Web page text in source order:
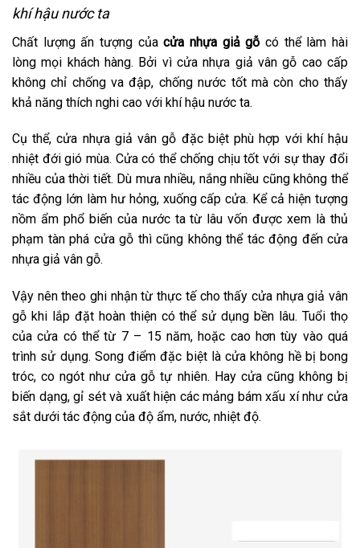
khí hậu nước ta
Chất lượng ấn tượng củacửa nhựa giả gỗ có thể làm hài
lòng mọi khách hàng. Bởi vì cửa nhựa giả vân gỗ cao cấp
không chỉ chống va đập, chống nước tốt mà còn cho thấy
khả năng thích nghi cao với khí hậu nước ta.
Cụ thể, cửa nhựa giả vân gỗ đặc biệt phù hợp với khí hậu
nhiệt đới gió mùa. Cửa có thể chống chịu tốt với sự thay đổi
nhiều của thời tiết. Dù mưa nhiều, nắng nhiều cũng không thể
tác động lớn làm hư hỏng, xuống cấp cửa. Kể cả hiện tượng
nồm ẩm phổ biến của nước ta từ lâu vốn được xem là thủ
phạm tàn phá cửa gỗ thì cũng không thể tác động đến cửa
nhựa giả vân gỗ.
Vậy nên theo ghi nhận từ thực tế cho thấy cửa nhựa giả vân
gỗ khi lắp đặt hoàn thiện có thể sử dụng bền lâu. Tuổi thọ
của cửa có thể từ 7 – 15 năm, hoặc cao hơn tùy vào quá
trình sử dụng. Song điểm đặc biệt là cửa không hề bị bong
tróc, co ngót như cửa gỗ tự nhiên. Hay cửa cũng không bị
biến dạng, gỉ sét và xuất hiện các mảng bám xấu xí như cửa
sắt dưới tác động của độ ẩm, nước, nhiệt độ.